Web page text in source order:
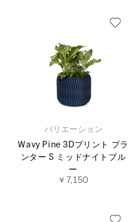
バリエーション
Wavy Pine 3Dプリント プラ
ンター S ミッドナイトブル
ー
￥7,150